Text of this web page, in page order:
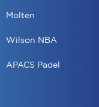
Molten
Wilson NBA
APACS Padel